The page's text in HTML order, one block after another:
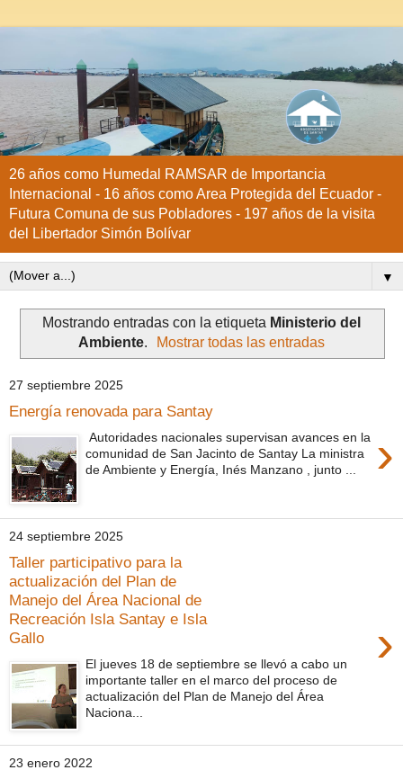
26 años como Humedal RAMSAR de Importancia
Internacional - 16 años como Area Protegida del Ecuador -
Futura Comuna de sus Pobladores - 197 años de la visita
del Libertador Simón Bolívar
▼
Mostrando entradas con la etiqueta Ministerio del
Ambiente. Mostrar todas las entradas
27 septiembre 2025
Energía renovada para Santay
›
Autoridades nacionales supervisan avances en la
comunidad de San Jacinto de Santay La ministra
de Ambiente y Energía, Inés Manzano , junto ...
24 septiembre 2025
Taller participativo para la
actualización del Plan de
Manejo del Área Nacional de
Recreación Isla Santay e Isla
Gallo
›
El jueves 18 de septiembre se llevó a cabo un
importante taller en el marco del proceso de
actualización del Plan de Manejo del Área
Naciona...
23 enero 2022